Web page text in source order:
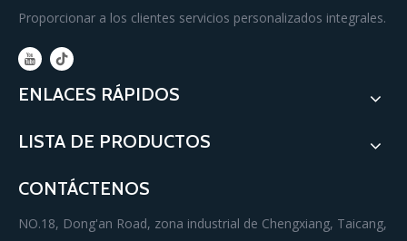
Proporcionar a los clientes servicios personalizados integrales.
ENLACES RÁPIDOS
LISTA DE PRODUCTOS
CONTÁCTENOS
NO.18, Dong'an Road, zona industrial de Chengxiang, Taicang,